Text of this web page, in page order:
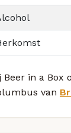
Beer in a Box
van